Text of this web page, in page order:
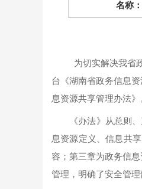
名称
为切实解决我省
台《湖南省政务信息
息资源共享管理办法
《办法》从总则
息资源定义、信息共
容；第三章为政务信
管理，明确了安全管